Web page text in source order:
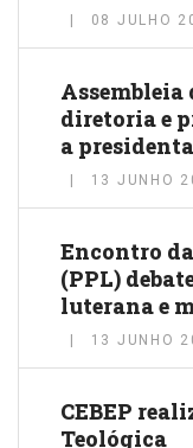
08 JULHO
Assembleia
diretoria e
a presidenta
13 JUNHO
Encontro
(PPL)
luterana e
13 JUNHO
CEBEP
Teológica